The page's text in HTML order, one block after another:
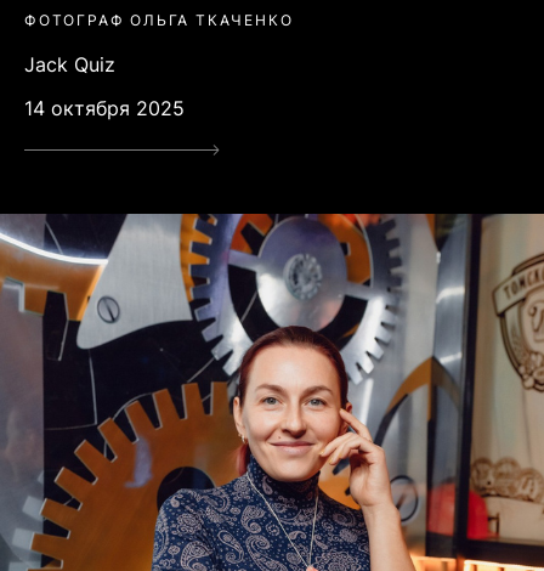
ФОТОГРАФ ОЛЬГА ТКАЧЕНКО
Jack Quiz
14 октября 2025